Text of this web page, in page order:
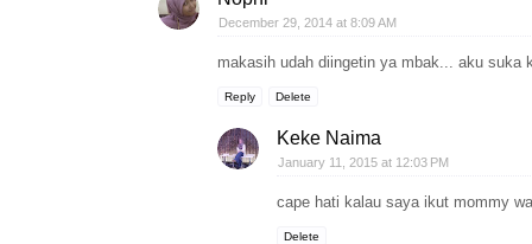
December 29, 2014 at 8:09 AM
makasih udah diingetin ya mbak... aku suka
Reply Delete
Keke Naima
January 11, 2015 at 12:03 PM
cape hati kalau saya ikut mommy
Delete